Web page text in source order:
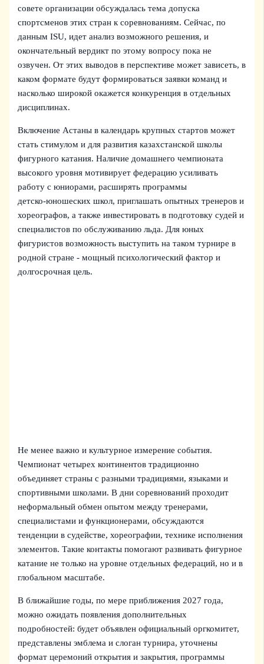
совете организации обсуждалась тема допуска
спортсменов этих стран к соревнованиям. Сейчас, по
данным ISU, идет анализ возможного решения, и
окончательный вердикт по этому вопросу пока не
озвучен. От этих выводов в перспективе может зависеть, в
каком формате будут формироваться заявки команд и
насколько широкой окажется конкуренция в отдельных
дисциплинах.
Включение Астаны в календарь крупных стартов может
стать стимулом и для развития казахстанской школы
фигурного катания. Наличие домашнего чемпионата
высокого уровня мотивирует федерацию усиливать
работу с юниорами, расширять программы
детско‑юношеских школ, приглашать опытных тренеров и
хореографов, а также инвестировать в подготовку судей и
специалистов по обслуживанию льда. Для юных
фигуристов возможность выступить на таком турнире в
родной стране - мощный психологический фактор и
долгосрочная цель.
Не менее важно и культурное измерение события.
Чемпионат четырех континентов традиционно
объединяет страны с разными традициями, языками и
спортивными школами. В дни соревнований проходит
неформальный обмен опытом между тренерами,
специалистами и функционерами, обсуждаются
тенденции в судействе, хореографии, технике исполнения
элементов. Такие контакты помогают развивать фигурное
катание не только на уровне отдельных федераций, но и в
глобальном масштабе.
В ближайшие годы, по мере приближения 2027 года,
можно ожидать появления дополнительных
подробностей: будет объявлен официальный оргкомитет,
представлены эмблема и слоган турнира, уточнены
формат церемоний открытия и закрытия, программы